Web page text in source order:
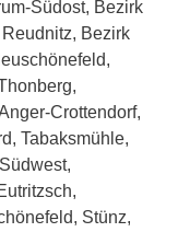
Südost, Bezirk
Bezirk
Crottendorf,
Tabaksmühle,
Stünz,